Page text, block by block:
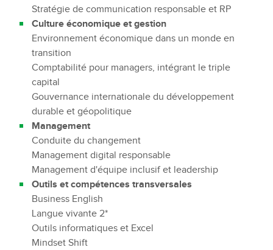
Stratégie de communication responsable et RP
Culture économique et gestion
Environnement économique dans un monde en
transition
Comptabilité pour managers, intégrant le triple
capital
Gouvernance internationale du développement
durable et géopolitique
Management
Conduite du changement
Management digital responsable
Management d'équipe inclusif et leadership
Outils et compétences transversales
Business English
Langue vivante 2*
Outils informatiques et Excel
Mindset Shift
Déploiement du marketing mix et business ethics
Retail et distribution responsable
Management de la RSE
Stratégie de communication durable et responsable
Communication institutionnelle et globale et
greenwashing
Search Marketing, e-marketing et éthique des
données
Plaidoyer sur la transition écologique et sociale
Stratégie publicitaire omnicanale responsable
Stratégie éditoriale et Brand content
Communication de crise et risques
environnementaux
Manager les équipes internes et externes
Gestion de projet appliqué au développement
durable
Pilotage des équipes externes et des parties